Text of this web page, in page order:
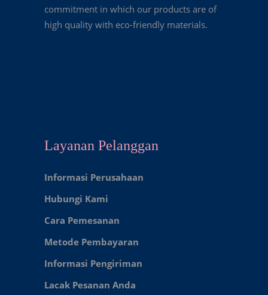
commitment in which our products are of
high quality with eco-friendly materials.
Layanan Pelanggan
Informasi Perusahaan
Hubungi Kami
Cara Pemesanan
Metode Pembayaran
Informasi Pengiriman
Lacak Pesanan Anda